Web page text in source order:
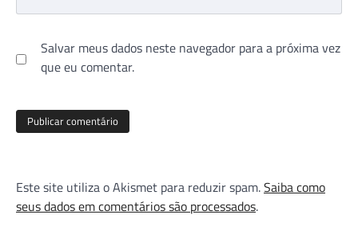
Salvar meus dados neste navegador para a próxima vez
que eu comentar.
Este site utiliza o Akismet para reduzir spam.Saiba como
seus dados em comentários são processados.